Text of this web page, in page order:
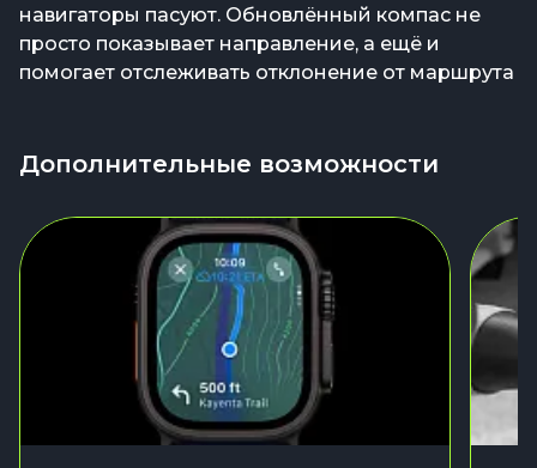
навигаторы пасуют. Обновлённый компас не
просто показывает направление, а ещё и
помогает отслеживать отклонение от маршрута
Дополнительные возможности